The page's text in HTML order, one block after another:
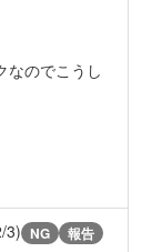
なのでこうし
3) NG 報告